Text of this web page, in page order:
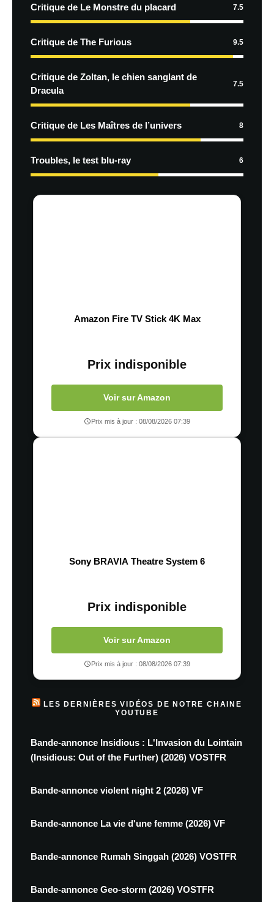
Critique de Le Monstre du placard 7.5
Critique de The Furious 9.5
Critique de Zoltan, le chien sanglant de
Dracula
7.5
Critique de Les Maîtres de l’univers 8
Troubles, le test blu-ray 6
Amazon Fire TV Stick 4K Max
Prix indisponible
Voir sur Amazon
Prix mis à jour : 08/08/2026 07:39
Sony BRAVIA Theatre System 6
Prix indisponible
Voir sur Amazon
Prix mis à jour : 08/08/2026 07:39
LES DERNIÈRES VIDÉOS DE NOTRE CHAINE
YOUTUBE
Bande-annonce Insidious : L'Invasion du Lointain
(Insidious: Out of the Further) (2026) VOSTFR
Bande-annonce violent night 2 (2026) VF
Bande-annonce La vie d'une femme (2026) VF
Bande-annonce Rumah Singgah (2026) VOSTFR
Bande-annonce Geo-storm (2026) VOSTFR